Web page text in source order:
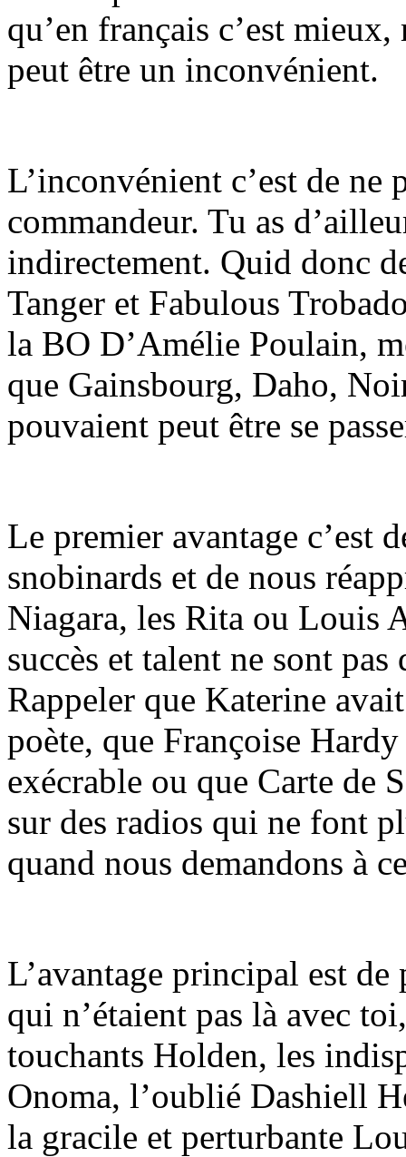
qu’en français c’est
peut être un inconvénient.
L’inconvénient c’est de ne
commandeur. Tu as
indirectement. Quid donc
Tanger et Fabulous
la BO D’Amélie Poulain,
que Gainsbourg, Daho,
pouvaient peut être se
Le premier avantage c’est
snobinards et de nous
Niagara, les Rita ou Louis
succès et talent ne sont
Rappeler que Katerine
poète, que Françoise
exécrable ou que Carte de
sur des radios qui ne font
quand nous demandons à
L’avantage principal est
qui n’étaient pas là avec
touchants Holden, les
Onoma, l’oublié Dashiell
la gracile et perturbante